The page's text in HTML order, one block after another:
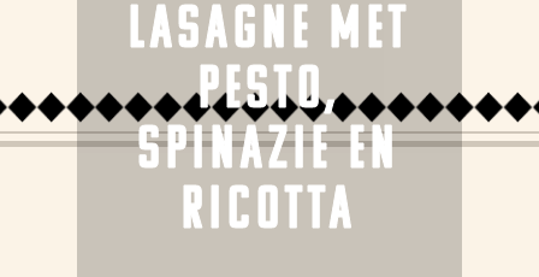
LASAGNE MET
PESTO,
SPINAZIE EN
RICOTTA